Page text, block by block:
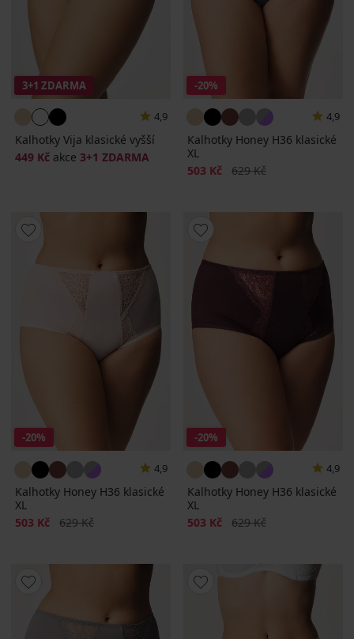
3+1 ZDARMA
4,9
Kalhotky Vija klasické vyšší
449 Kč akce 3+1 ZDARMA
-20%
4,9
Kalhotky Honey H36 klasické
XL
Sleva
503 Kč Původní cena
629 Kč
-20%
4,9
Kalhotky Honey H36 klasické
XL
Sleva
503 Kč Původní cena
629 Kč
-20%
4,9
Kalhotky Honey H36 klasické
XL
Sleva
503 Kč Původní cena
629 Kč